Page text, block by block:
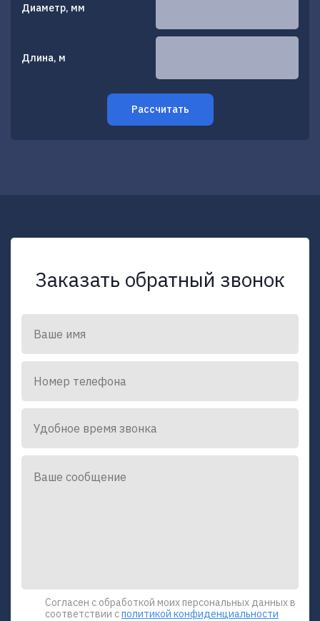
Диаметр, мм
Длина, м
Рассчитать
Заказать обратный звонок
Согласен с обработкой моих персональных данных в
соответствии сполитикой конфиденциальности